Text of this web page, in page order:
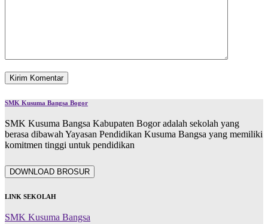
SMK Kusuma Bangsa Bogor
SMK Kusuma Bangsa Kabupaten Bogor adalah sekolah yang
berasa dibawah Yayasan Pendidikan Kusuma Bangsa yang memiliki
komitmen tinggi untuk pendidikan
DOWNLOAD BROSUR
LINK SEKOLAH
SMK Kusuma Bangsa